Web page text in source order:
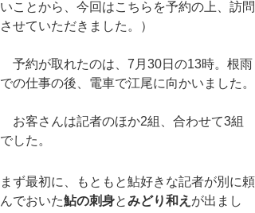
いことから、今回はこちらを予約の上、訪問
させていただきました。）
予約が取れたのは、 7 月 30日の13時。根雨
での仕事の後、電車で江尾に向かいました。
お客さんは記者のほか2組、合わせて3組
でした。
まず最初に、もともと鮎好きな記者が別に頼
んでおいた鮎の刺身とみどり和え が出まし